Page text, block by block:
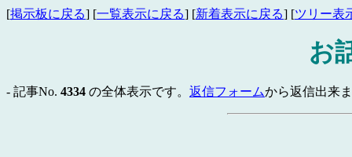
[掲示板に戻る] [一覧表示に戻る] [新着表示に戻る] [ツリー表
お
- 記事No. 4334 の全体表示です。 返信フォームから返信出来